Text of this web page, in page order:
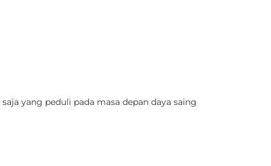
yang peduli pada masa depan daya saing